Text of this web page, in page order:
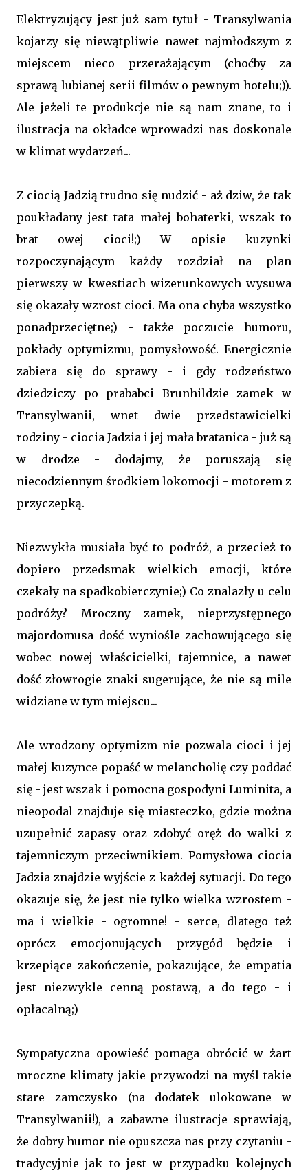
Elektryzujący jest już sam tytuł - Transylwania
kojarzy się niewątpliwie nawet najmłodszym z
miejscem nieco przerażającym (choćby za
sprawą lubianej serii filmów o pewnym hotelu;)).
Ale jeżeli te produkcje nie są nam znane, to i
ilustracja na okładce wprowadzi nas doskonale
w klimat wydarzeń...
Z ciocią Jadzią trudno się nudzić - aż dziw, że tak
poukładany jest tata małej bohaterki, wszak to
brat owej cioci!;) W opisie kuzynki
rozpoczynającym każdy rozdział na plan
pierwszy w kwestiach wizerunkowych wysuwa
się okazały wzrost cioci. Ma ona chyba wszystko
ponadprzeciętne;) - także poczucie humoru,
pokłady optymizmu, pomysłowość. Energicznie
zabiera się do sprawy - i gdy rodzeństwo
dziedziczy po prababci Brunhildzie zamek w
Transylwanii, wnet dwie przedstawicielki
rodziny - ciocia Jadzia i jej mała bratanica - już są
w drodze - dodajmy, że poruszają się
niecodziennym środkiem lokomocji - motorem z
przyczepką.
Niezwykła musiała być to podróż, a przecież to
dopiero przedsmak wielkich emocji, które
czekały na spadkobierczynie;) Co znalazły u celu
podróży? Mroczny zamek, nieprzystępnego
majordomusa dość wyniośle zachowującego się
wobec nowej właścicielki, tajemnice, a nawet
dość złowrogie znaki sugerujące, że nie są mile
widziane w tym miejscu...
Ale wrodzony optymizm nie pozwala cioci i jej
małej kuzynce popaść w melancholię czy poddać
się - jest wszak i pomocna gospodyni Luminita, a
nieopodal znajduje się miasteczko, gdzie można
uzupełnić zapasy oraz zdobyć oręż do walki z
tajemniczym przeciwnikiem. Pomysłowa ciocia
Jadzia znajdzie wyjście z każdej sytuacji. Do tego
okazuje się, że jest nie tylko wielka wzrostem -
ma i wielkie - ogromne! - serce, dlatego też
oprócz emocjonujących przygód będzie i
krzepiące zakończenie, pokazujące, że empatia
jest niezwykle cenną postawą, a do tego - i
opłacalną;)
Sympatyczna opowieść pomaga obrócić w żart
mroczne klimaty jakie przywodzi na myśl takie
stare zamczysko (na dodatek ulokowane w
Transylwanii!), a zabawne ilustracje sprawiają,
że dobry humor nie opuszcza nas przy czytaniu -
tradycyjnie jak to jest w przypadku kolejnych